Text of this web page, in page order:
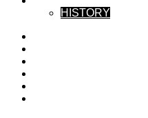
HISTORY